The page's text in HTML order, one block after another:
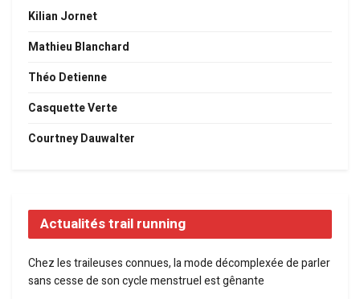
Kilian Jornet
Mathieu Blanchard
Théo Detienne
Casquette Verte
Courtney Dauwalter
Actualités trail running
Chez les traileuses connues, la mode décomplexée de parler
sans cesse de son cycle menstruel est gênante